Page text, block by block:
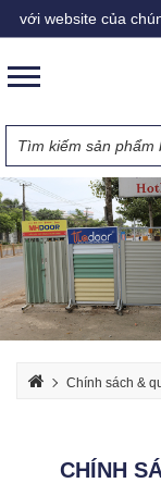
website của
Chính sách &
CHÍNH